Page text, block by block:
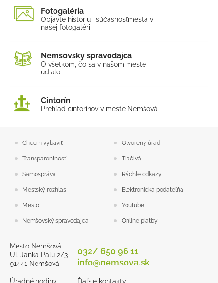
Fotogaléria
Školstvo
Projekty
Projekty 2014-2020
Dotácie
Nákup bagra pre mesto Nemšová
Rekonštrukcia verejného vodovodu v Nemšovej (ul.
Šidlíkové, Šmidkeho a križovatka ul. SNP/Šidlíkové)
Rekonštrukcia verejného vodovodu v Nemšovej (ul.
Mládežnícka, Pionierska, Areál ZŠ)
Fotogaléria
Objavte históriu i súčasnosťmesta v
našej fotogalérii
Nemšovský spravodajca
O všetkom, čo sa v našom meste
udialo
Cintorín
Prehľad cintorínov v meste Nemšová
Chcem vybaviť Otvorený úrad
Transparentnosť Tlačivá
Samospráva Rýchle odkazy
Mestský rozhlas Elektronická podateľňa
Mesto Youtube
Nemšovský spravodajca Online platby
Mesto Nemšová
Ul. Janka Palu 2/3
91441 Nemšová
Úradné hodiny
032/ 650 96 11
info@nemsova.sk
Ďaľsie kontakty